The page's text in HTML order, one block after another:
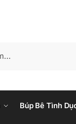
Búp Bê Tình